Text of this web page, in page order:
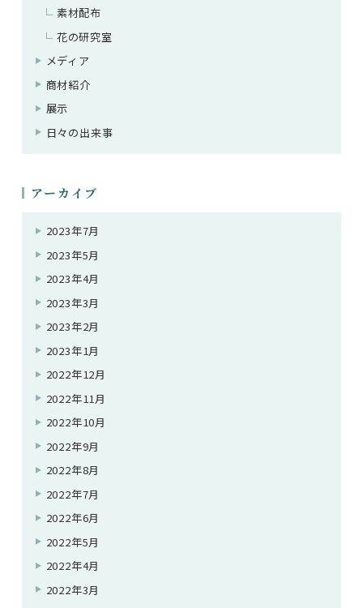
素材配布
花の研究室
メディア
商材紹介
展示
日々の出来事
アーカイブ
2023年7月
2023年5月
2023年4月
2023年3月
2023年2月
2023年1月
2022年12月
2022年11月
2022年10月
2022年9月
2022年8月
2022年7月
2022年6月
2022年5月
2022年4月
2022年3月